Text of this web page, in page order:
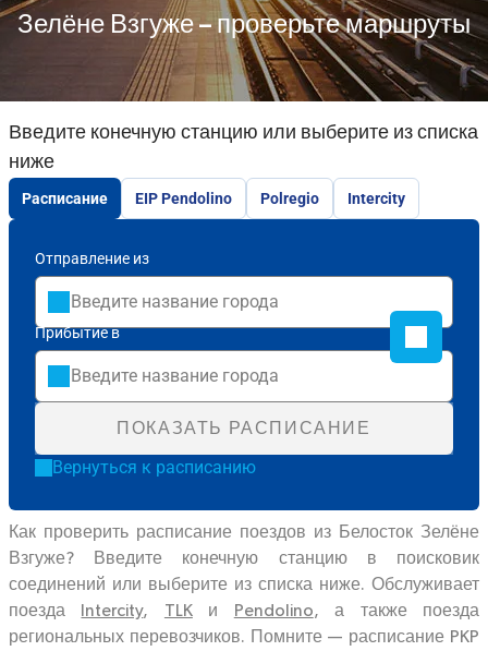
Зелёне Взгуже – проверьте маршруты
Введите конечную станцию или выберите из списка
ниже
Расписание EIP Pendolino Polregio Intercity
Отправление из
Прибытие в
ПОКАЗАТЬ РАСПИСАНИЕ
Вернуться к расписанию
Как проверить расписание поездов из Белосток Зелёне
Взгуже? Введите конечную станцию в поисковик
соединений или выберите из списка ниже. Обслуживает
поезда
Intercity, TLKи Pendolino, а также поезда
региональных перевозчиков. Помните — расписание PKP